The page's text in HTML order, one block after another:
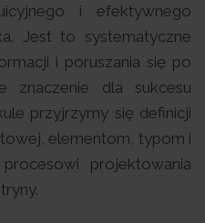
i efektywnego
Jest to systematyczne
i poruszania się po
znaczenie dla sukcesu
przyjrzymy się definicji
elementom, typom i
projektowania